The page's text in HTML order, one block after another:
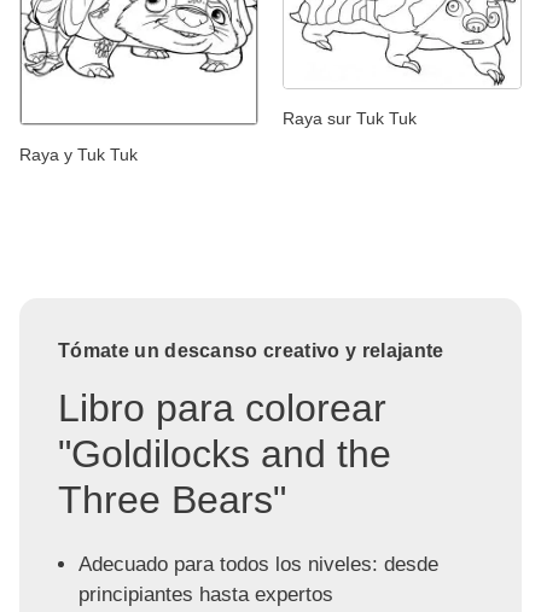
Raya y Tuk Tuk
Raya sur Tuk Tuk
Tómate un descanso creativo y relajante
Libro para colorear
"Goldilocks and the
Three Bears"
Adecuado para todos los niveles: desde
principiantes hasta expertos